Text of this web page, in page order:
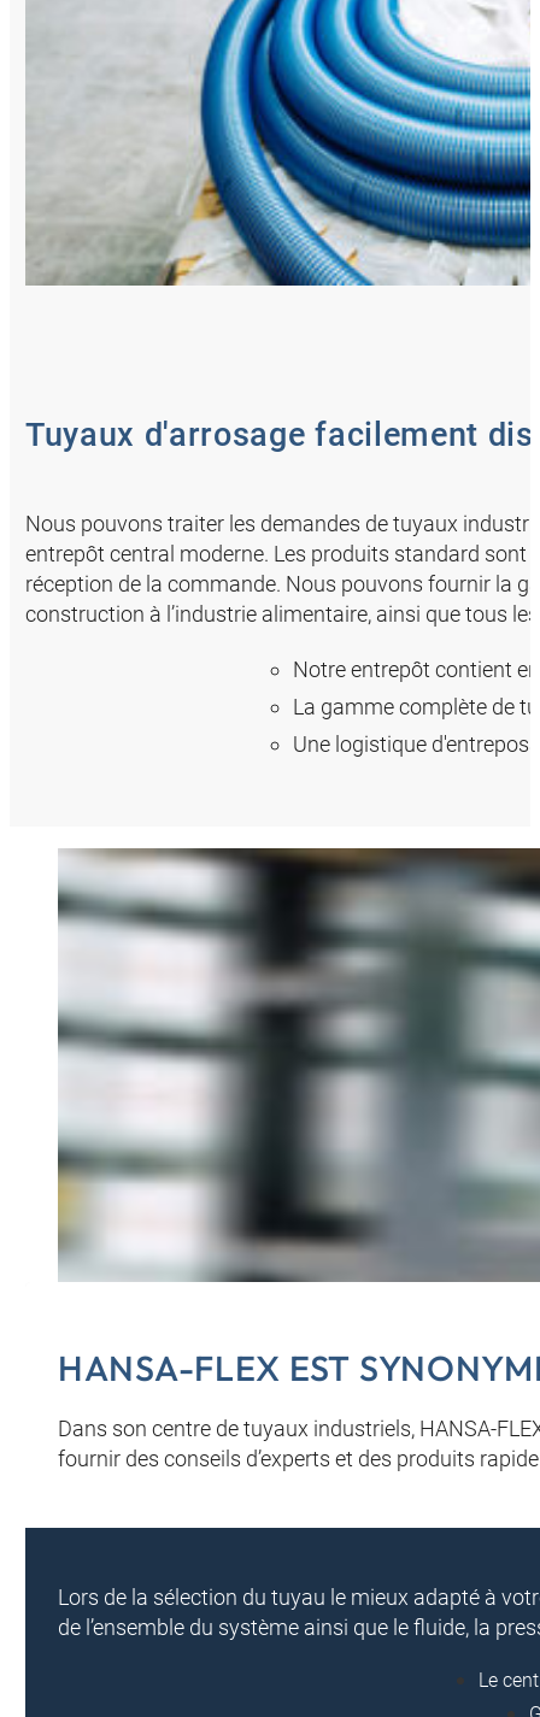
Tuyaux d'arrosage facilement
Nous pouvons traiter les demandes de tuyaux
entrepôt central moderne. Les produits standard
réception de la commande. Nous pouvons fournir la
construction à l’industrie alimentaire, ainsi que tous
Notre entrepôt contient
La gamme complète de
Une logistique
HANSA-FLEX EST
Dans son centre de tuyaux industriels, HANSA-
fournir des conseils d’experts et des produits
Lors de la sélection du tuyau le mieux adapté à
de l’ensemble du système ainsi que le fluide, la
Le